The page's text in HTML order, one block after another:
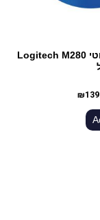
עכבר אלחוטי Logitech M280
₪